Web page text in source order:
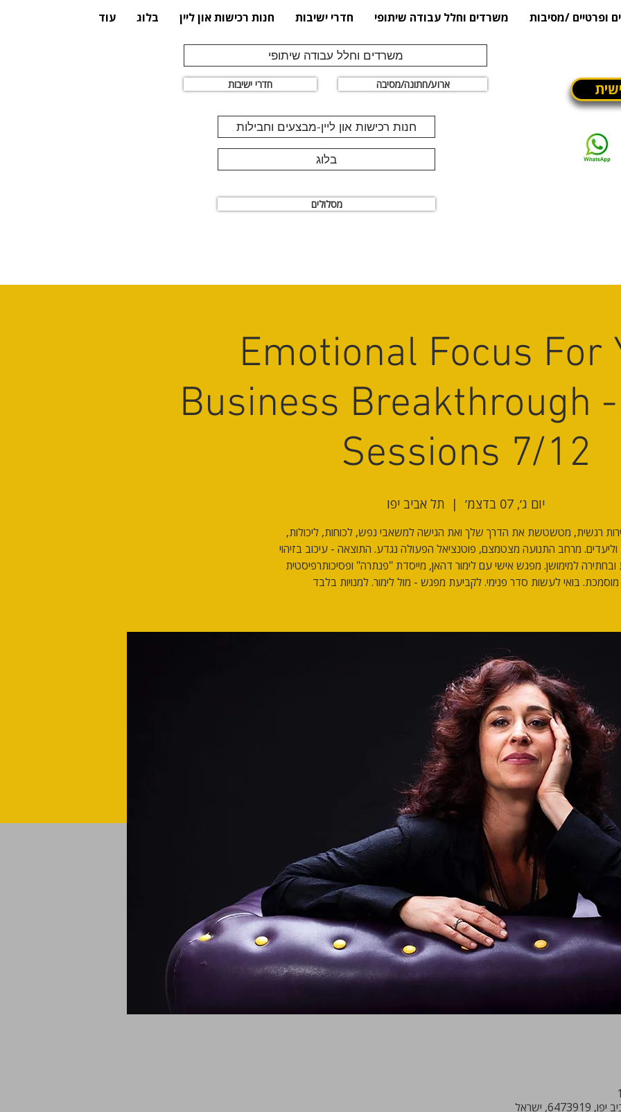
ופרטיים /מסיבות משרדים וחלל עבודה שיתופי חדרי ישיבות חנות רכישות און ליין בלוג עוד
משרדים וחלל עבודה שיתופי
חדרי ישיבות ארוע/חתונה/מסיבה
חנות רכישות און ליין-מבצעים וחבילות
בלוג
מסלולים
Emotional Focus For
Business Breakthrough
Sessions 7/12
יום ג׳, 07 בדצמ׳
  |
תל אביב יפו
רגשית, מטשטשת את הדרך שלך ואת הגישה למשאבי נפש, לכוחות, ליכולות,
מרחב התנועה מצטמצם, פוטנציאל הפעולה נגדע. התוצאה - עיכוב בזיהוי
ובחתירה למימושן. מפגש אישי עם לימור דהאן, מייסדת "פנתרה" ופסיכותרפיסטית
מוסמכת. בואי לעשות סדר פנימי. לקביעת מפגש - מול לימור. למנויות בלבד